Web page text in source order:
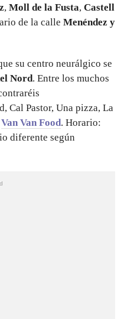
, Moll de la Fusta, Castell
de la calle Menéndez y
su centro neurálgico se
Nord. Entre los muchos
Cal Pastor, Una pizza, La
Van Van Food. Horario:
diferente según